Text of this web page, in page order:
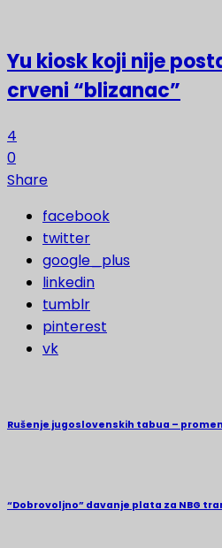
Yu kiosk koji nije
crveni “blizanac”
4
0
Share
facebook
twitter
google_plus
linkedin
tumblr
pinterest
vk
Rušenje jugoslovenskih tabua –
“Dobrovoljno” davanje plata za NBG